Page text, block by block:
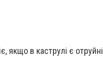
якщо в каструлі є отруйні